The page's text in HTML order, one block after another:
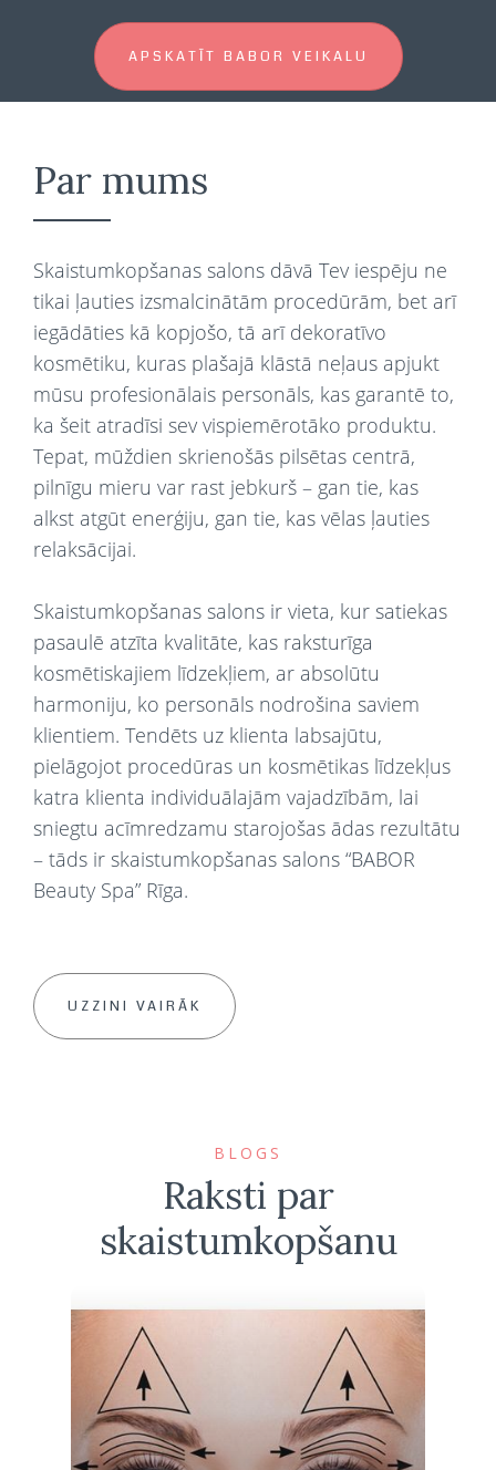
APSKATĪT BABOR VEIKALU
Par mums
Skaistumkopšanas salons dāvā Tev iespēju ne
tikai ļauties izsmalcinātām procedūrām, bet arī
iegādāties kā kopjošo, tā arī dekoratīvo
kosmētiku, kuras plašajā klāstā neļaus apjukt
mūsu profesionālais personāls, kas garantē to,
ka šeit atradīsi sev vispiemērotāko produktu.
Tepat, mūždien skrienošās pilsētas centrā,
pilnīgu mieru var rast jebkurš – gan tie, kas
alkst atgūt enerģiju, gan tie, kas vēlas ļauties
relaksācijai.
Skaistumkopšanas salons ir vieta, kur satiekas
pasaulē atzīta kvalitāte, kas raksturīga
kosmētiskajiem līdzekļiem, ar absolūtu
harmoniju, ko personāls nodrošina saviem
klientiem. Tendēts uz klienta labsajūtu,
pielāgojot procedūras un kosmētikas līdzekļus
katra klienta individuālajām vajadzībām, lai
sniegtu acīmredzamu starojošas ādas rezultātu
– tāds ir skaistumkopšanas salons “BABOR
Beauty Spa” Rīga.
UZZINI VAIRĀK
BLOGS
Raksti par
skaistumkopšanu